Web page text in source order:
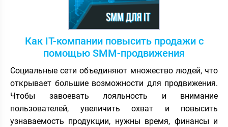
Как IT-компании повысить продажи с
помощью SMM-продвижения
Социальные сети объединяют множество людей, что
открывает большие возможности для продвижения.
Чтобы завоевать лояльность и внимание
пользователей, увеличить охват и повысить
узнаваемость продукции, нужны время, финансы и